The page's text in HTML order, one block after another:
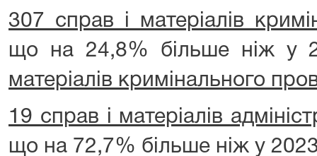
307 справ і матеріалів
що на 24,8% більше ніж у
матеріалів кримінального
19 справ і матеріалів
що на 72,7% більше ніж у